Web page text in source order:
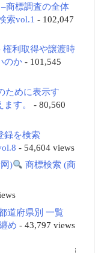
–商標調査の全体
索vol.1 - 102,047
権利取得や譲渡時
のか- 101,545
めに表示す
す。
- 80,560
録を検索
- 54,604 views
)
商標検索 (商
道府県別 一覧
め - 43,797 views